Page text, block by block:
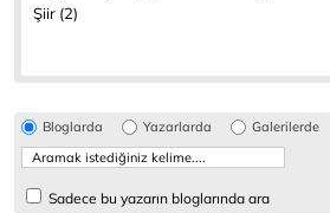
Şiir (2)
Bloglarda Yazarlarda Galerilerde
Sadece bu yazarın bloglarında ara